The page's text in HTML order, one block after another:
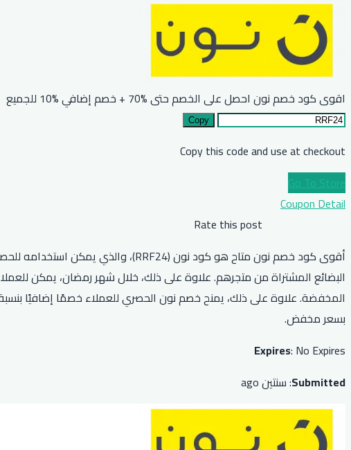
اقوى كود خصم نون احصل على الخصم حتى %70 + خصم إضافي %10 للجميع
Copy
Copy this code and use at checkout
Go To Store
Coupon Detail
Rate this post
البضائع المشتراة من متجرهم. علاوة على ذلك، خلال شهر رمضان، يمكن
بسعر مخفض.
Expires: No Expires
Submitted: سنتين ago